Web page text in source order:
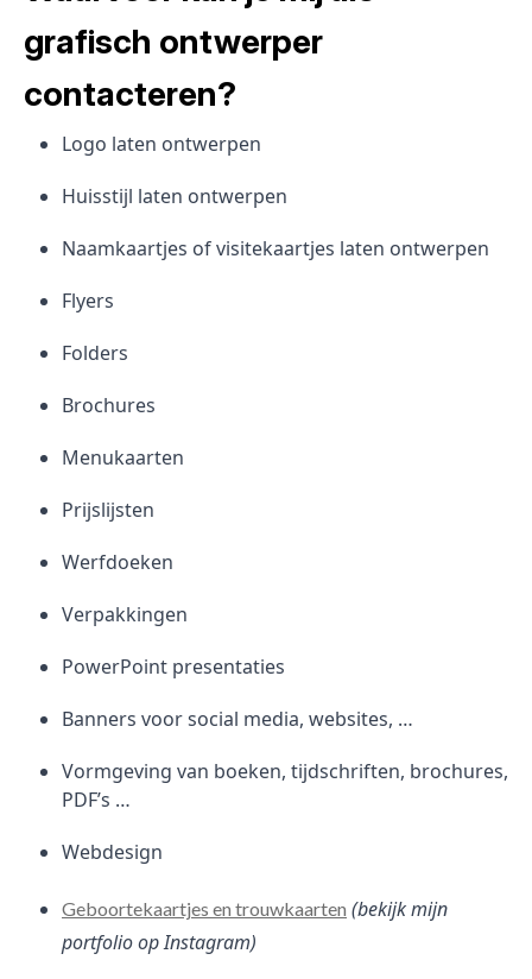
grafisch ontwerper
contacteren?
Logo laten ontwerpen
Huisstijl laten ontwerpen
Naamkaartjes of visitekaartjes laten ontwerpen
Flyers
Folders
Brochures
Menukaarten
Prijslijsten
Werfdoeken
Verpakkingen
PowerPoint presentaties
Banners voor social media, websites, …
Vormgeving van boeken, tijdschriften, brochures,
PDF’s …
Webdesign
Geboortekaartjes en trouwkaarten (bekijk mijn
portfolio op Instagram)